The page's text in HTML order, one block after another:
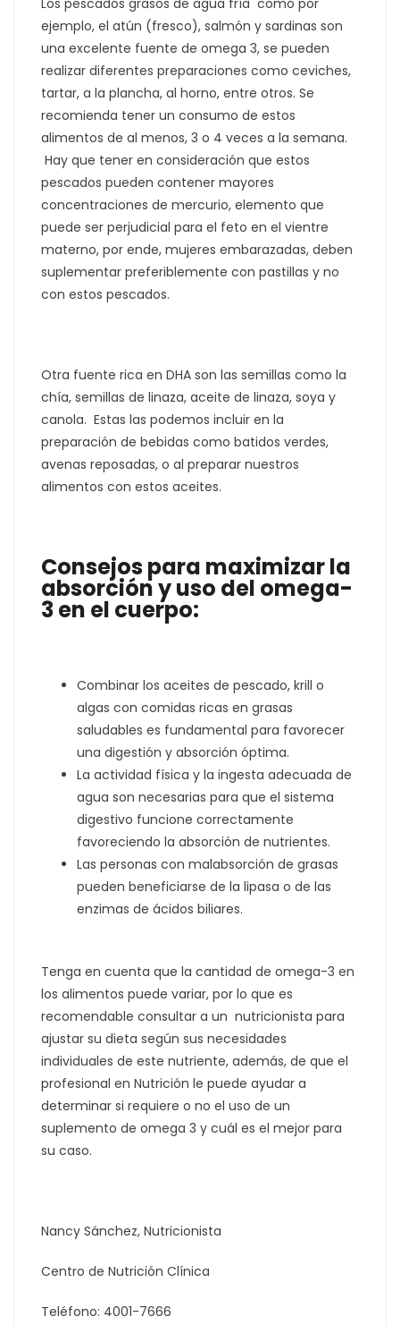
Los pescados grasos de agua fría como por
ejemplo, el atún (fresco), salmón y sardinas son
una excelente fuente de omega 3, se pueden
realizar diferentes preparaciones como ceviches,
tartar, a la plancha, al horno, entre otros. Se
recomienda tener un consumo de estos
alimentos de al menos, 3 o 4 veces a la semana.
Hay que tener en consideración que estos
pescados pueden contener mayores
concentraciones de mercurio, elemento que
puede ser perjudicial para el feto en el vientre
materno, por ende, mujeres embarazadas, deben
suplementar preferiblemente con pastillas y no
con estos pescados.
Otra fuente rica en DHA son las semillas como la
chía, semillas de linaza, aceite de linaza, soya y
canola. Estas las podemos incluir en la
preparación de bebidas como batidos verdes,
avenas reposadas, o al preparar nuestros
alimentos con estos aceites.
Consejos para maximizar la
absorción y uso del omega-
3 en el cuerpo:
Combinar los aceites de pescado, krill o
algas con comidas ricas en grasas
saludables es fundamental para favorecer
una digestión y absorción óptima.
La actividad física y la ingesta adecuada de
agua son necesarias para que el sistema
digestivo funcione correctamente
favoreciendo la absorción de nutrientes.
Las personas con malabsorción de grasas
pueden beneficiarse de la lipasa o de las
enzimas de ácidos biliares.
Tenga en cuenta que la cantidad de omega-3 en
los alimentos puede variar, por lo que es
recomendable consultar a un nutricionista para
ajustar su dieta según sus necesidades
individuales de este nutriente, además, de que el
profesional en Nutrición le puede ayudar a
determinar si requiere o no el uso de un
suplemento de omega 3 y cuál es el mejor para
su caso.
Nancy Sánchez, Nutricionista
Centro de Nutrición Clínica
Teléfono: 4001-7666